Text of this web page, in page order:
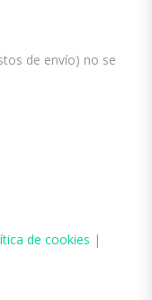
de envío) no se
de cookies |